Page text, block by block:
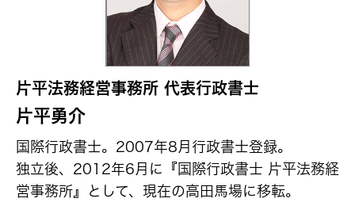
片平法務経営事務所 代表行政書士
片平勇介
国際行政書士。2007年8月行政書士登録。
独立後、2012年6月に『国際行政書士 片平法務経
営事務所』として、現在の高田馬場に移転。